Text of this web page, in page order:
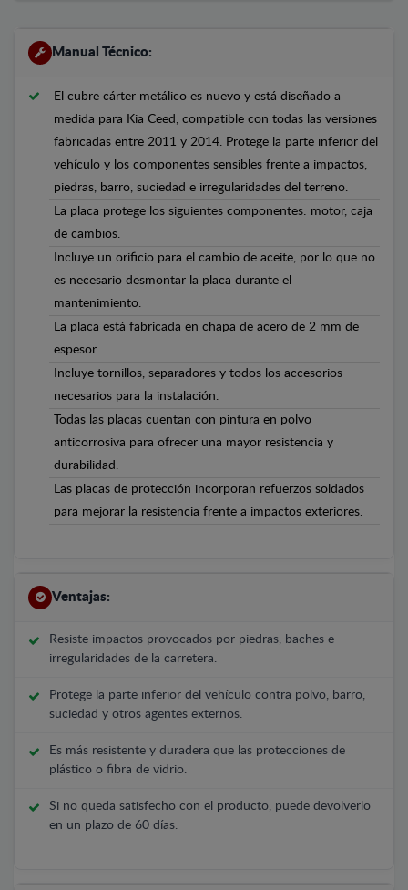
Manual Técnico:
El cubre cárter metálico es nuevo y está diseñado a
medida para Kia Ceed, compatible con todas las versiones
fabricadas entre 2011 y 2014. Protege la parte inferior del
vehículo y los componentes sensibles frente a impactos,
piedras, barro, suciedad e irregularidades del terreno.
La placa protege los siguientes componentes: motor, caja
de cambios.
Incluye un orificio para el cambio de aceite, por lo que no
es necesario desmontar la placa durante el
mantenimiento.
La placa está fabricada en chapa de acero de 2 mm de
espesor.
Incluye tornillos, separadores y todos los accesorios
necesarios para la instalación.
Todas las placas cuentan con pintura en polvo
anticorrosiva para ofrecer una mayor resistencia y
durabilidad.
Las placas de protección incorporan refuerzos soldados
para mejorar la resistencia frente a impactos exteriores.
Ventajas:
Resiste impactos provocados por piedras, baches e
irregularidades de la carretera.
Protege la parte inferior del vehículo contra polvo, barro,
suciedad y otros agentes externos.
Es más resistente y duradera que las protecciones de
plástico o fibra de vidrio.
Si no queda satisfecho con el producto, puede devolverlo
en un plazo de 60 días.